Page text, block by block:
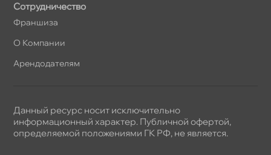
Сотрудничество
Франшиза
О Компании
Арендодателям
Данный ресурс носит исключительно
информационный характер. Публичной офертой,
определяемой положениями ГК РФ, не является.